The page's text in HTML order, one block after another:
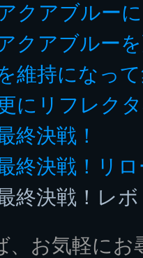
クアブルー
クアブルー
維持になっ
にリフレク
終決戦！
終決戦！リ
終決戦！レ
、お気軽にお